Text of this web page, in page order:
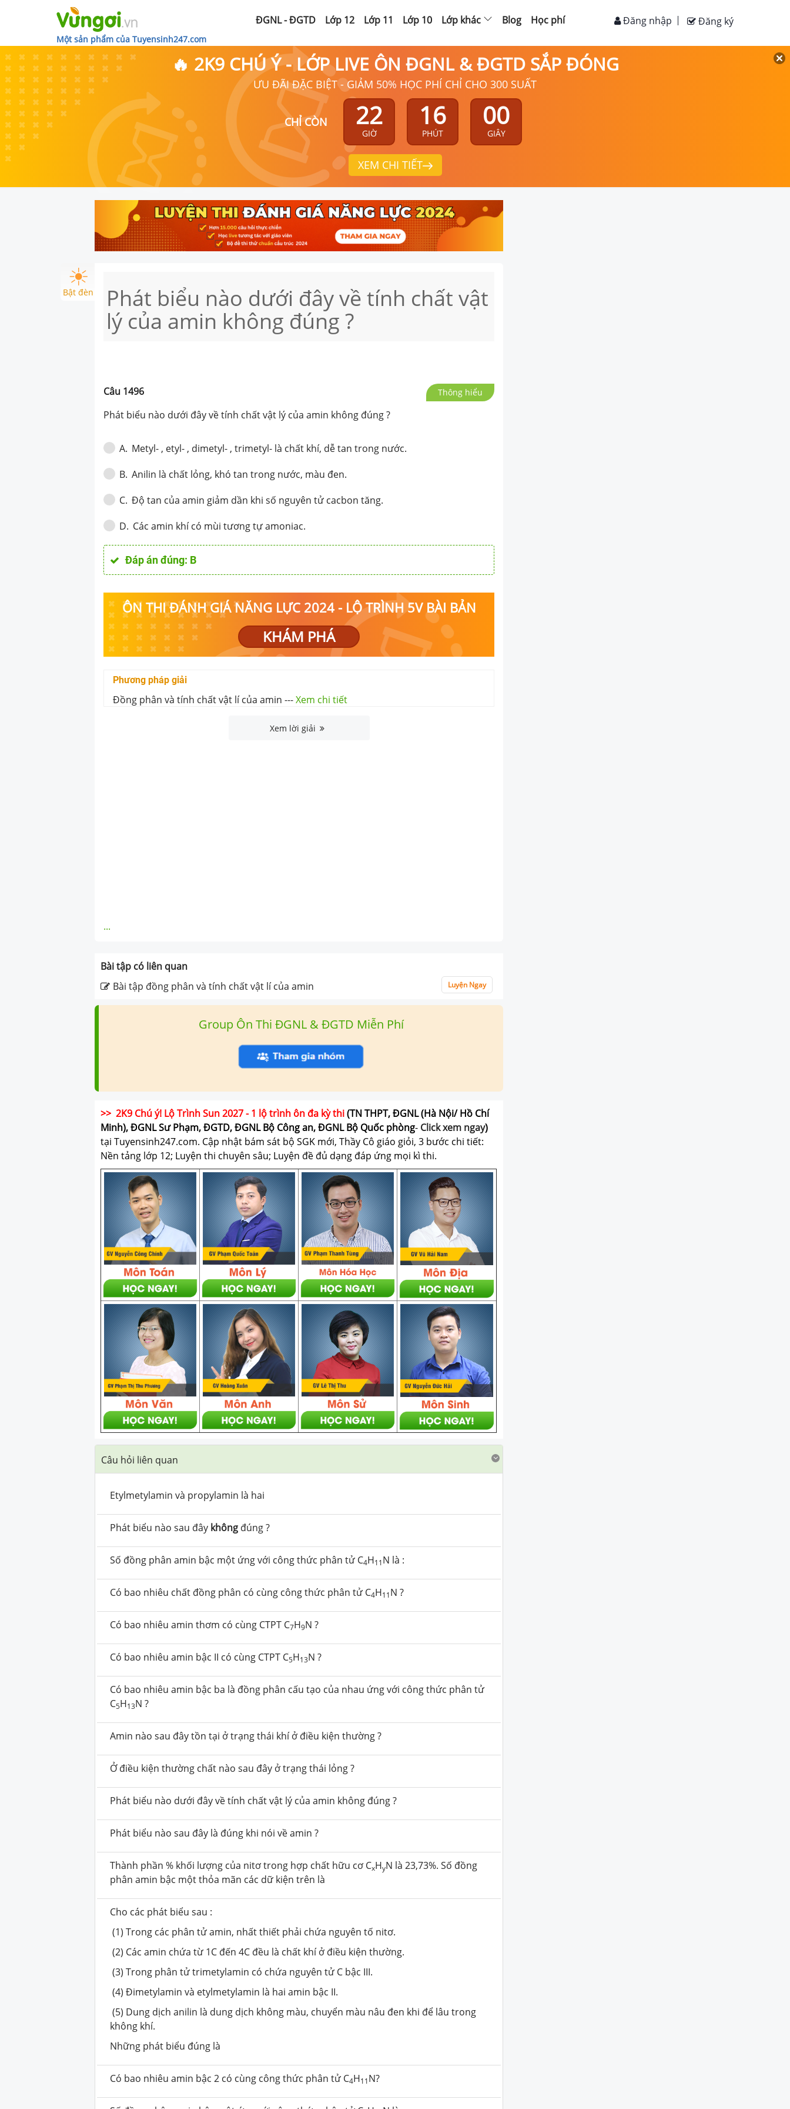
Một sản phẩm của Tuyensinh247.com
ĐGNL - ĐGTD Lớp 12 Lớp 11 Lớp 10 Lớp khác Blog Học phí Đăng ký
Đăng nhập
🔥 2K9 CHÚ Ý - LỚP LIVE ÔN ĐGNL & ĐGTD SẮP ĐÓNG
ƯU ĐÃI ĐẶC BIỆT - GIẢM 50% HỌC PHÍ CHỈ CHO 300 SUẤT
CHỈ CÒN 22
GIỜ
15
PHÚT
59
GIÂY
XEM CHI TIẾT
Bật đèn Phát biểu nào dưới đây về tính chất vật
lý của amin không đúng ?
Câu 1496 Thông hiểu
Phát biểu nào dưới đây về tính chất vật lý của amin không đúng ?
A. Metyl- , etyl- , dimetyl- , trimetyl- là chất khí, dễ tan trong nước.
B. Anilin là chất lỏng, khó tan trong nước, màu đen.
C. Độ tan của amin giảm dần khi số nguyên tử cacbon tăng.
D. Các amin khí có mùi tương tự amoniac.
Đáp án đúng: B
ÔN THI ĐÁNH GIÁ NĂNG LỰC 2024 - LỘ TRÌNH 5V BÀI BẢN
KHÁM PHÁ
Phương pháp giải
Đồng phân và tính chất vật lí của amin ---Xem chi tiết
Xem lời giải
...
Bài tập có liên quan
Bài tập đồng phân và tính chất vật lí của amin
Luyện Ngay
Group Ôn Thi ĐGNL & ĐGTD Miễn Phí
>> 2K9 Chú ý! Lộ Trình Sun 2027 - 1 lộ trình ôn đa kỳ thi(TN THPT, ĐGNL (Hà Nội/ Hồ Chí
Minh), ĐGNL Sư Phạm, ĐGTD, ĐGNL Bộ Công an, ĐGNL Bộ Quốc phòng- Click xem ngay)
tại Tuyensinh247.com. Cập nhật bám sát bộ SGK mới, Thầy Cô giáo giỏi, 3 bước chi tiết:
Nền tảng lớp 12; Luyện thi chuyên sâu; Luyện đề đủ dạng đáp ứng mọi kì thi.
Câu hỏi liên quan
Etylmetylamin và propylamin là hai
Phát biểu nào sau đây không đúng ?
Số đồng phân amin bậc một ứng với công thức phân tử C4H11N là :
Có bao nhiêu chất đồng phân có cùng công thức phân tử C4H11N ?
Có bao nhiêu amin thơm có cùng CTPT C7H9N ?
Có bao nhiêu amin bậc II có cùng CTPT C5H13N ?
Có bao nhiêu amin bậc ba là đồng phân cấu tạo của nhau ứng với công thức phân tử
C5H13N ?
Amin nào sau đây tồn tại ở trạng thái khí ở điều kiện thường ?
Ở điều kiện thường chất nào sau đây ở trạng thái lỏng ?
Phát biểu nào dưới đây về tính chất vật lý của amin không đúng ?
Phát biểu nào sau đây là đúng khi nói về amin ?
Thành phần % khối lượng của nitơ trong hợp chất hữu cơ CxHyN là 23,73%. Số đồng
phân amin bậc một thỏa mãn các dữ kiện trên là
Cho các phát biểu sau :
(1) Trong các phân tử amin, nhất thiết phải chứa nguyên tố nitơ.
(2) Các amin chứa từ 1C đến 4C đều là chất khí ở điều kiện thường.
(3) Trong phân tử trimetylamin có chứa nguyên tử C bậc III.
(4) Đimetylamin và etylmetylamin là hai amin bậc II.
(5) Dung dịch anilin là dung dịch không màu, chuyển màu nâu đen khi để lâu trong
không khí.
Những phát biểu đúng là
Có bao nhiêu amin bậc 2 có cùng công thức phân tử C4H11N?